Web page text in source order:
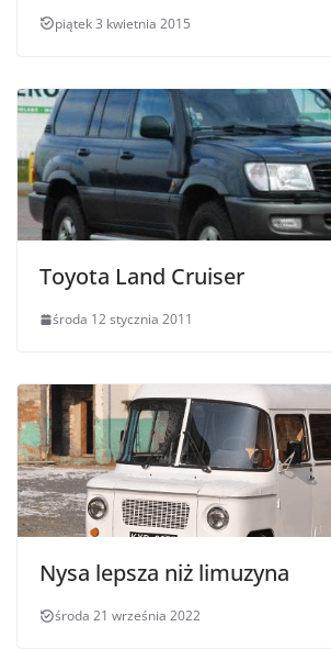
piątek 3 kwietnia 2015
Toyota Land Cruiser
środa 12 stycznia 2011
Nysa lepsza niż limuzyna
środa 21 września 2022